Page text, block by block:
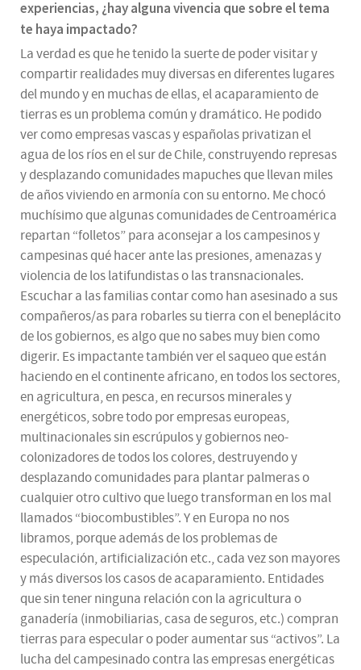
experiencias, ¿hay alguna vivencia que sobre el tema
te haya impactado?
La verdad es que he tenido la suerte de poder visitar y
compartir realidades muy diversas en diferentes lugares
del mundo y en muchas de ellas, el acaparamiento de
tierras es un problema común y dramático. He podido
ver como empresas vascas y españolas privatizan el
agua de los ríos en el sur de Chile, construyendo represas
y desplazando comunidades mapuches que llevan miles
de años viviendo en armonía con su entorno. Me chocó
muchísimo que algunas comunidades de Centroamérica
repartan “folletos” para aconsejar a los campesinos y
campesinas qué hacer ante las presiones, amenazas y
violencia de los latifundistas o las transnacionales.
Escuchar a las familias contar como han asesinado a sus
compañeros/as para robarles su tierra con el beneplácito
de los gobiernos, es algo que no sabes muy bien como
digerir. Es impactante también ver el saqueo que están
haciendo en el continente africano, en todos los sectores,
en agricultura, en pesca, en recursos minerales y
energéticos, sobre todo por empresas europeas,
multinacionales sin escrúpulos y gobiernos neo-
colonizadores de todos los colores, destruyendo y
desplazando comunidades para plantar palmeras o
cualquier otro cultivo que luego transforman en los mal
llamados “biocombustibles”. Y en Europa no nos
libramos, porque además de los problemas de
especulación, artificialización etc., cada vez son mayores
y más diversos los casos de acaparamiento. Entidades
que sin tener ninguna relación con la agricultura o
ganadería (inmobiliarias, casa de seguros, etc.) compran
tierras para especular o poder aumentar sus “activos”. La
lucha del campesinado contra las empresas energéticas